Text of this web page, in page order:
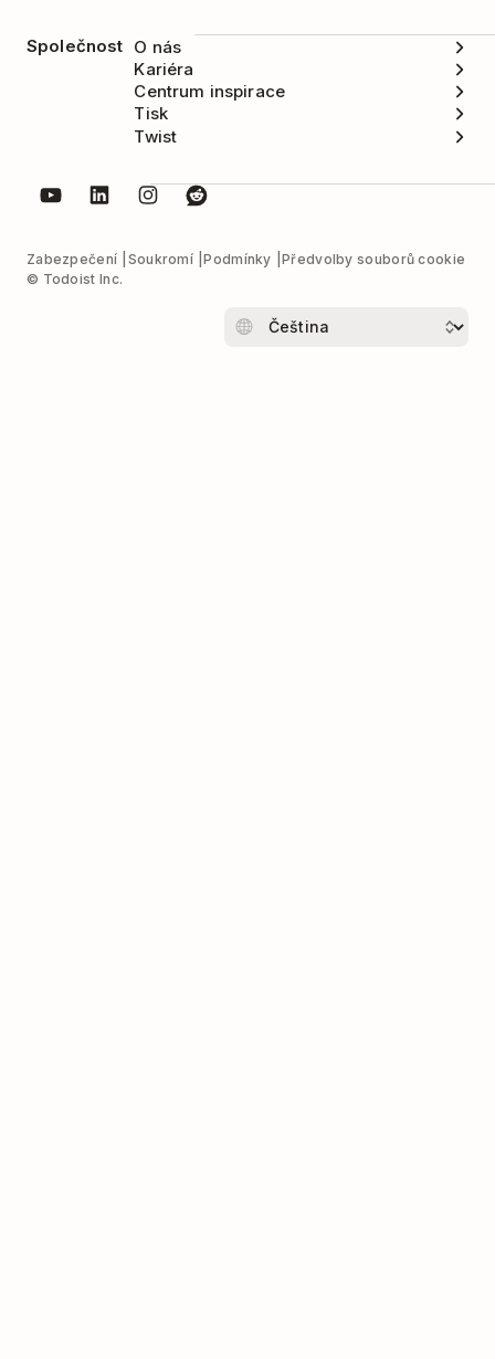
Společnost O nás
Kariéra
Centrum inspirace
Tisk
Twist
Zabezpečení Soukromí Podmínky
Předvolby souborů cookie
© Todoist Inc.